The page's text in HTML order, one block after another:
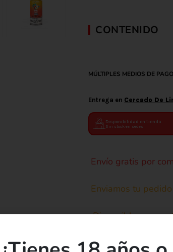
CONTENIDO
MÚLTIPLES MEDIOS DE PAGO
Entrega en Cercado De
Disponibilidad en tienda
Sin stock en sedes
Envío gratis por
Enviamos tu
¡Disponible en